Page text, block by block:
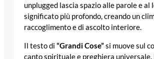
unplugged lascia spazio alle parole e al
significato più profondo, creando un
raccoglimento e di ascolto interiore.
Il testo di “Grandi Cose”si muove sul
canto spirituale e preghiera universale.